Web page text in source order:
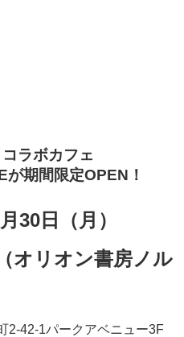
ラボカフェ
期間限定OPEN！
30日（月）
オリオン書房ノル
2-42-1パークアベニュー3F